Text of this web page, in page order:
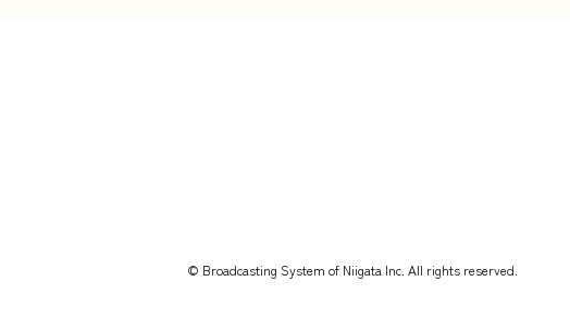
© Broadcasting System of Niigata Inc. All rights reserved.